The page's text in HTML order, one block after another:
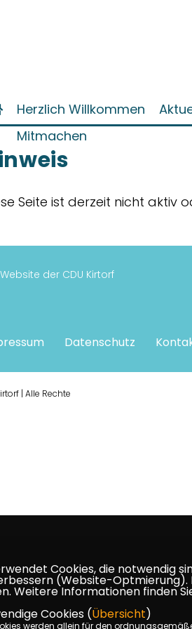
Herzlich Willkommen
Mitmachen
Seite ist derzeit nicht aktiv
der CDU Kirtorf
Datenschutz
| Alle Rechte
Cookies, die notwendig
(Website-Optmierung).
Weitere Informationen finden
Cookies (Übersicht)
werden allein für den